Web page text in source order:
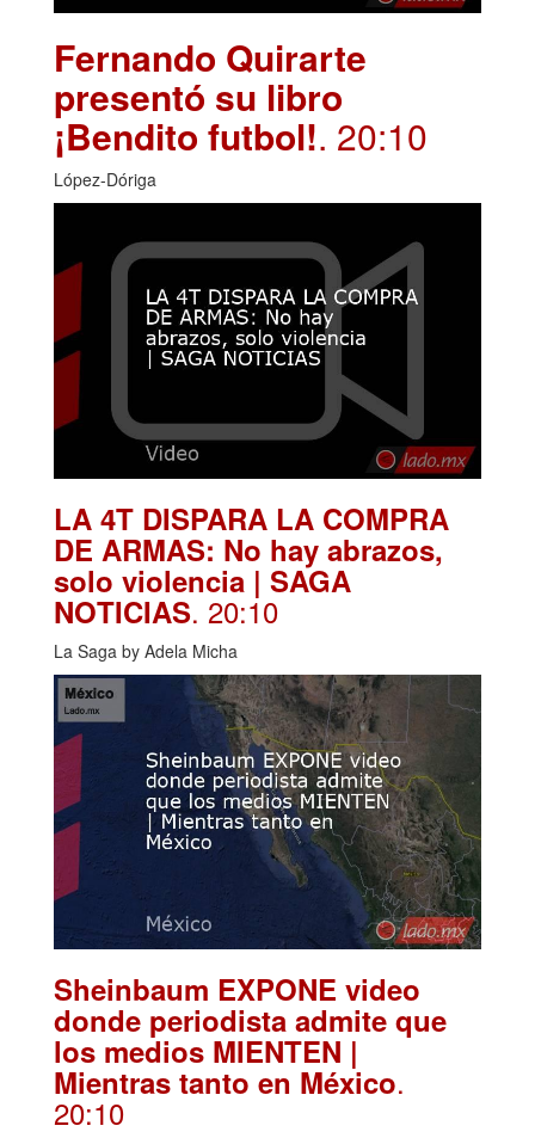
Fernando Quirarte
presentó su libro
¡Bendito futbol!. 20:10
López-Dóriga
LA 4T DISPARA LA COMPRA
DE ARMAS: No hay abrazos,
solo violencia | SAGA
NOTICIAS. 20:10
La Saga by Adela Micha
Sheinbaum EXPONE video
donde periodista admite que
los medios MIENTEN |
Mientras tanto en México.
20:10